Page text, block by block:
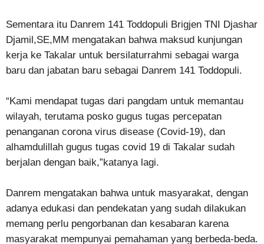
Sementara itu Danrem 141 Toddopuli Brigjen TNI Djashar
Djamil,SE,MM mengatakan bahwa maksud kunjungan
kerja ke Takalar untuk bersilaturrahmi sebagai warga
baru dan jabatan baru sebagai Danrem 141 Toddopuli.
“Kami mendapat tugas dari pangdam untuk memantau
wilayah, terutama posko gugus tugas percepatan
penanganan corona virus disease (Covid-19), dan
alhamdulillah gugus tugas covid 19 di Takalar sudah
berjalan dengan baik,”katanya lagi.
Danrem mengatakan bahwa untuk masyarakat, dengan
adanya edukasi dan pendekatan yang sudah dilakukan
memang perlu pengorbanan dan kesabaran karena
masyarakat mempunyai pemahaman yang berbeda-beda.